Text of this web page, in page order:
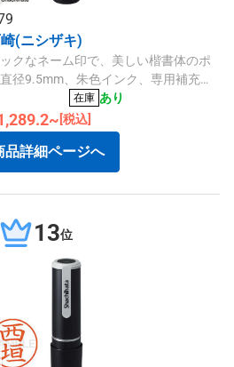
(ニシザキ)
クなネーム印で、美しい楷書体のポ
径9.5mm、朱色インク、専用補充イ
在庫 あり
[税込]
品詳細ページへ
13位